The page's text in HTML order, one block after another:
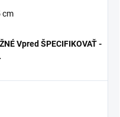
cm
Vpred ŠPECIFIKOVAŤ -